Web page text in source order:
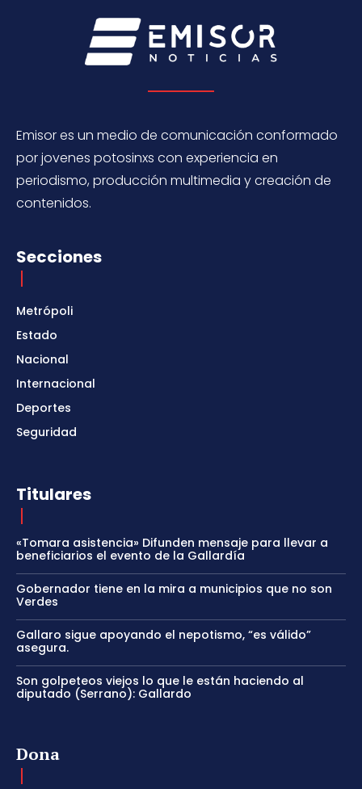
Emisor es un medio de comunicación conformado
por jovenes potosinxs con experiencia en
periodismo, producción multimedia y creación de
contenidos.
Secciones
Metrópoli
Estado
Nacional
Internacional
Deportes
Seguridad
Titulares
«Tomara asistencia» Difunden mensaje para llevar a
beneficiarios el evento de la Gallardía
Gobernador tiene en la mira a municipios que no son
Verdes
Gallaro sigue apoyando el nepotismo, “es válido”
asegura.
Son golpeteos viejos lo que le están haciendo al
diputado (Serrano): Gallardo
Dona